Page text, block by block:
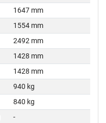
1647 mm
1554 mm
2492 mm
1428 mm
1428 mm
940 kg
840 kg
-